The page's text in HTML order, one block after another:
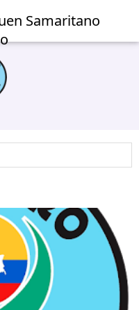
Samaritano